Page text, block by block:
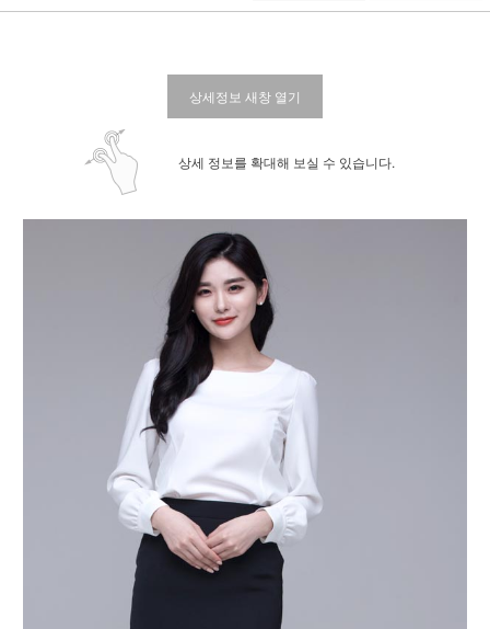
상세정보 새창 열기
상세 정보를 확대해 보실 수 있습니다.